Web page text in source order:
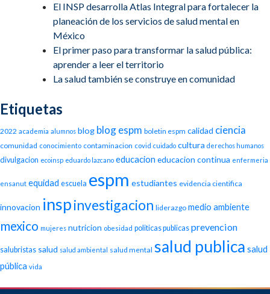
El INSP desarrolla Atlas Integral para fortalecer la
planeación de los servicios de salud mental en
México
El primer paso para transformar la salud pública:
aprender a leer el territorio
La salud también se construye en comunidad
Etiquetas
2022 academia alumnos blog blog espm boletin espm calidad ciencia
comunidad conocimiento contaminacion covid cuidado cultura derechos humanos
divulgacion ecoinsp eduardo lazcano educacion educacion continua enfermeria
ensanut equidad escuela espm estudiantes evidencia cientifica
innovacion inspinvestigacion liderazgo medio ambiente
mexico mujeres nutricion obesidad politicas publicas prevencion
salubristas salud salud ambiental salud mental salud publica salud
pública vida